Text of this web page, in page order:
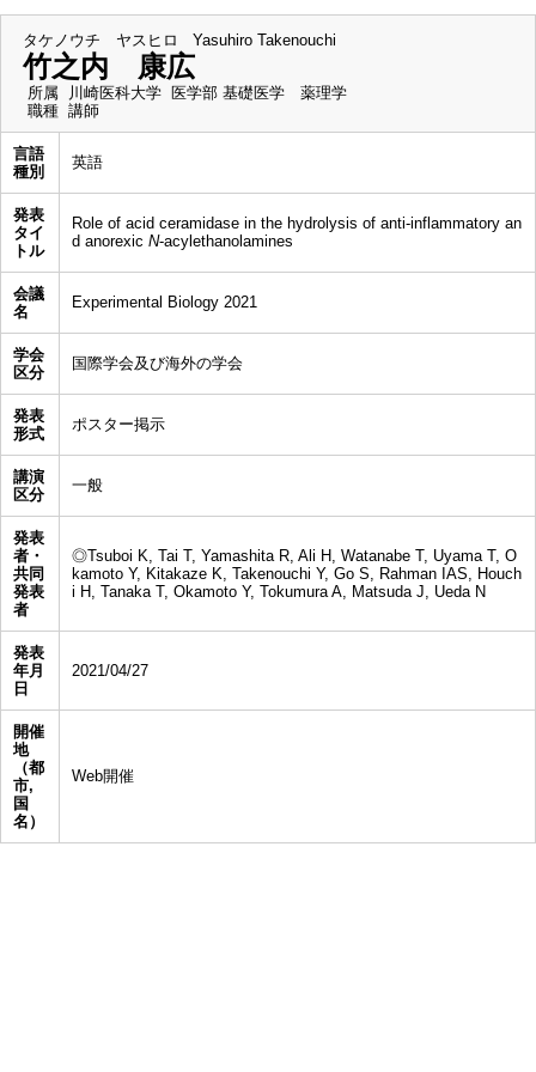
タケノウチ ヤスヒロ Yasuhiro Takenouchi
竹之内 康広
所属
川崎医科大学 医学部 基礎医学 薬理学
職種 講師
言語
種別
英語
発表
タイ
トル
Role of acid ceramidase in the hydrolysis of anti-inflammatory an
d anorexic N-acylethanolamines
会議
名
Experimental Biology 2021
学会
区分
国際学会及び海外の学会
発表
形式
ポスター掲示
講演
区分
一般
発表
者・
共同
発表
者
◎Tsuboi K, Tai T, Yamashita R, Ali H, Watanabe T, Uyama T, O
kamoto Y, Kitakaze K, Takenouchi Y, Go S, Rahman IAS, Houch
i H, Tanaka T, Okamoto Y, Tokumura A, Matsuda J, Ueda N
発表
年月
日
2021/04/27
開催
地
（都
市,
国
名）
Web開催